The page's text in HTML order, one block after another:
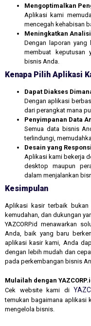
Mengoptimalkan
Aplikasi kami
mencegah kehabisan
Meningkatkan
Dengan laporan
membuat keputusan
bisnis Anda.
Kenapa Pilih Aplikasi
Dapat Diakses
Dengan aplikasi
dari perangkat mana
Penyimpanan Data
Semua data bisnis
terlindungi,
Desain yang
Aplikasi kami bekerja
desktop maupun
dalam menjalankan
Kesimpulan
Aplikasi kasir terbaik bukan
kemudahan, dan dukungan
YAZCORP.id menawarkan
Anda, baik yang baru
aplikasi kasir kami, Anda
dengan lebih mudah dan
pada perkembangan bisnis
Mulailah dengan
Cek website kami di
temukan bagaimana aplikasi
mengelola bisnis.